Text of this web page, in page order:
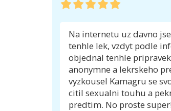
Na internetu uz davno
tenhle lek, vzdyt podle
objednal tenhle
anonymne a lekrskeho
vyzkousel Kamagru se
citil sexualni touhu a
predtim. No proste super!